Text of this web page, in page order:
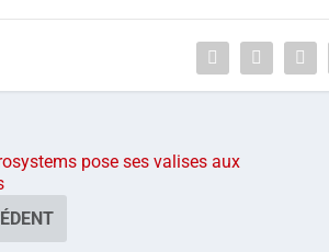
pose ses valises aux